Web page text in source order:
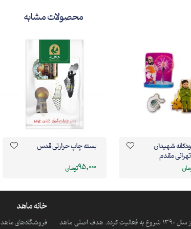
محصولات مشابه
شهیدان
مقدم
بسته چاپ حرارتی قدس
95,000تومان
ماهد یک موسسه فرهنگی و مذهبی دانش بنیان است که از سال 1390 شروع به فعالیت کرده. هدف اصلی ماهد
خانه ماهد
فروشگاه‌های ماهد